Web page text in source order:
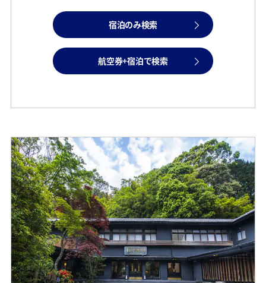
宿泊のみ検索
航空券+宿泊で検索